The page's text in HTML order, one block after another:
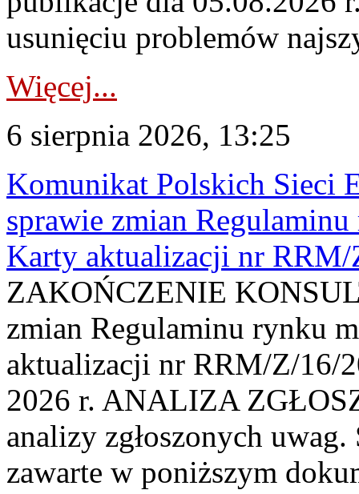
usunięciu problemów
Więcej...
6 sierpnia 2026, 13:25
Komunikat Polskich Sieci
sprawie zmian
Karty aktualizacji nr
ZAKOŃCZENIE
zmian Regulaminu rynku
aktualizacji nr RRM/Z/16/
2026 r. ANALIZA
analizy zgłoszonych
zawarte w poniższym